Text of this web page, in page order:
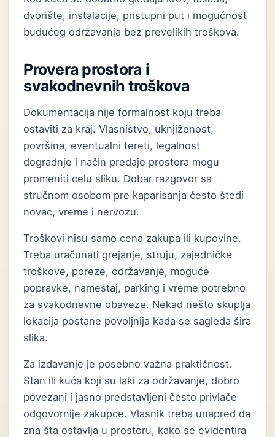
dvorište, instalacije, pristupni put i mogućnost
budućeg održavanja bez prevelikih troškova.
Provera prostora i
svakodnevnih troškova
Dokumentacija nije formalnost koju treba
ostaviti za kraj. Vlasništvo, uknjiženost,
površina, eventualni tereti, legalnost
dogradnje i način predaje prostora mogu
promeniti celu sliku. Dobar razgovor sa
stručnom osobom pre kaparisanja često štedi
novac, vreme i nervozu.
Troškovi nisu samo cena zakupa ili kupovine.
Treba uračunati grejanje, struju, zajedničke
troškove, poreze, održavanje, moguće
popravke, nameštaj, parking i vreme potrebno
za svakodnevne obaveze. Nekad nešto skuplja
lokacija postane povoljnija kada se sagleda šira
slika.
Za izdavanje je posebno važna praktičnost.
Stan ili kuća koji su laki za održavanje, dobro
povezani i jasno predstavljeni često privlače
odgovornije zakupce. Vlasnik treba unapred da
zna šta ostavlja u prostoru, kako se evidentira